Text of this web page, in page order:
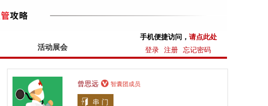
活动展会
手机便捷访问， 请点此处
登录 注册 忘记密码
曾思远 智囊团成员
串 门